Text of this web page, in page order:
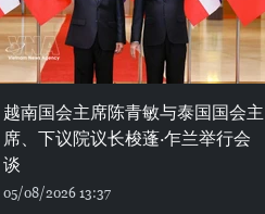
越南国会主席陈青敏与泰国国会主
席、下议院议长梭蓬·乍兰举行会
谈
05/08/2026 13:37